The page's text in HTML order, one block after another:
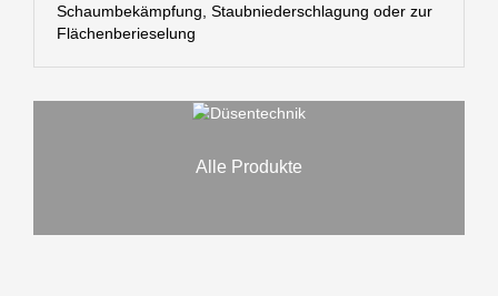
Schaumbekämpfung, Staubniederschlagung oder zur
Flächenberieselung
Alle Produkte